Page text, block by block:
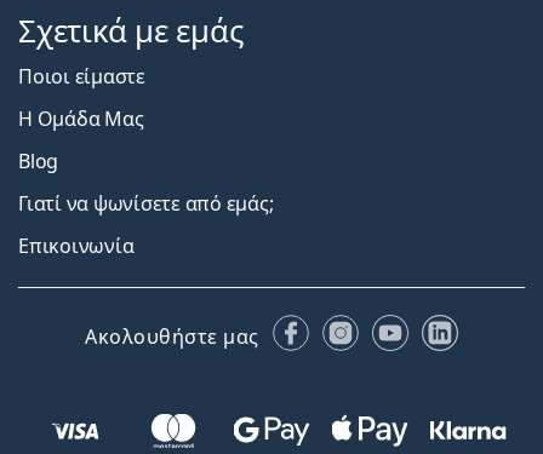
Σχετικά με εμάς
Ποιοι είμαστε
Η Ομάδα Μας
Blog
Γιατί να ψωνίσετε από εμάς;
Επικοινωνία
Ακολουθήστε μας FacebookInstagram
YouTubeLinkedIn